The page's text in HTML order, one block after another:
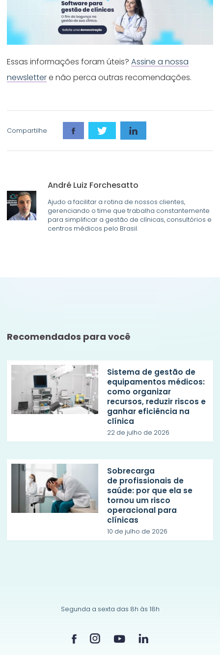
Essas informações foram úteis?Assine a nossa
newslettere não perca outras recomendações.
Compartilhe
André Luiz Forchesatto
Ajudo a facilitar a rotina de nossos clientes,
gerenciando o time que trabalha constantemente
para simplificar a gestão de clínicas, consultórios e
centros médicos pelo Brasil.
Recomendados para você
Sistema de gestão de
equipamentos médicos:
como organizar
recursos, reduzir riscos e
ganhar eficiência na
clínica
22 de julho de 2026
Sobrecarga
de profissionais de
saúde: por que ela se
tornou um risco
operacional para
clínicas
10 de julho de 2026
Segunda a sexta das 8h às 18h